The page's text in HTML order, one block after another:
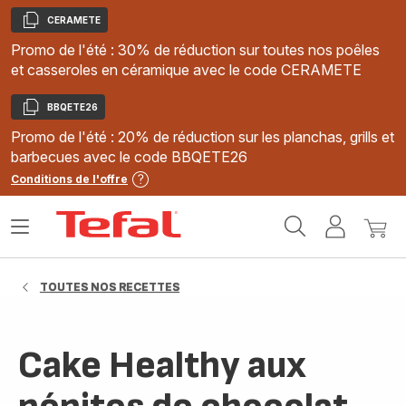
Copier
CERAMETE
Promo de l'été : 30% de réduction sur toutes nos poêles
et casseroles en céramique avec le code CERAMETE
Copier
BBQETE26
Promo de l'été : 20% de réduction sur les planchas, grills et
barbecues avec le code BBQETE26
Conditions de l'offre
MonMon
Ouvrir
TOUTES NOS RECETTES
Cake Healthy aux